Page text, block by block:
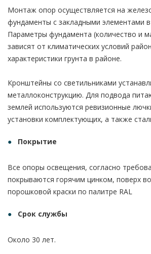
Монтаж опор осуществляется на
фундаменты с закладными элементами в
Параметры фундамента (количество и
зависят от климатических условий
характеристики грунта в районе.
Кронштейны со светильниками
металлоконструкцию. Для подвода
землей используются ревизионные
установки комплектующих, а также
Покрытие
Все опоры освещения, согласно
покрываются горячим цинком, поверх
порошковой краски по палитре RAL
Срок службы
Около 30 лет.